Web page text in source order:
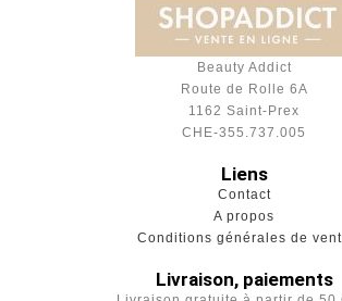
Beauty Addict
Route de Rolle 6A
1162 Saint-Prex
CHE-355.737.005
Liens
Contact
A propos
Conditions générales de
Livraison, paiements